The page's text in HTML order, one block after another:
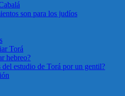
son para los judíos
Torá
hebreo?
estudio de Torá por un gentil?